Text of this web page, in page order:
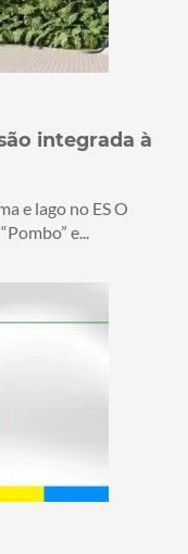
integrada à
e lago no ES O
e...